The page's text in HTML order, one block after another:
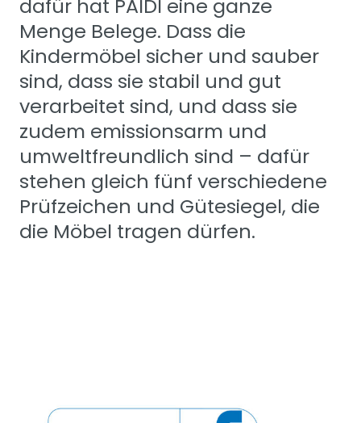
dafür hat PAIDI eine ganze
Menge Belege. Dass die
Kindermöbel sicher und sauber
sind, dass sie stabil und gut
verarbeitet sind, und dass sie
zudem emissionsarm und
umweltfreundlich sind – dafür
stehen gleich fünf verschiedene
Prüfzeichen und Gütesiegel, die
die Möbel tragen dürfen.